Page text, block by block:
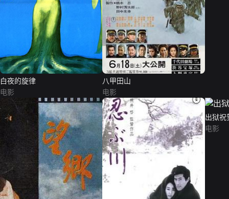
白夜的旋律
电影
八甲田山
电影
出狱祝
电影